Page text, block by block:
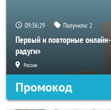
09:36:26 Получили:2
Первый и повторные
радуги»
Россия
Промокод